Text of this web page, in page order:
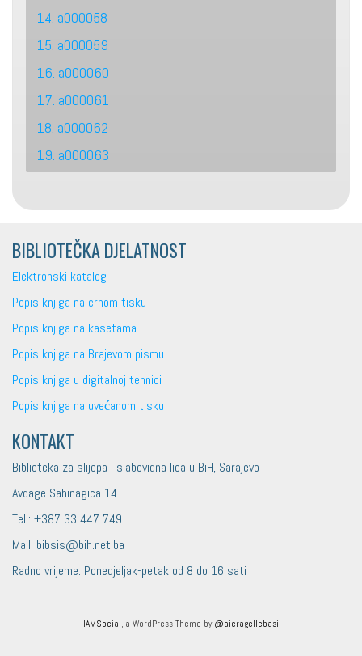
14. a000058
15. a000059
16. a000060
17. a000061
18. a000062
19. a000063
BIBLIOTEČKA DJELATNOST
Elektronski katalog
Popis knjiga na crnom tisku
Popis knjiga na kasetama
Popis knjiga na Brajevom pismu
Popis knjiga u digitalnoj tehnici
Popis knjiga na uvećanom tisku
KONTAKT
Biblioteka za slijepa i slabovidna lica u BiH, Sarajevo
Avdage Sahinagica 14
Tel.: +387 33 447 749
Mail: bibsis@bih.net.ba
Radno vrijeme: Ponedjeljak-petak od 8 do 16 sati
IAMSocial, a WordPress Theme by @aicragellebasi